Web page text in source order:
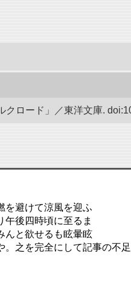
クロード」／東洋文庫.
を避けて涼風を迎ふ
午後四時頃に至るま
んと欲せるも眩暈眩
之を完全にして記事の不